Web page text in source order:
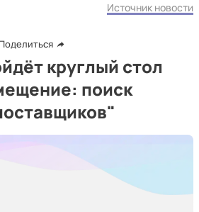
Источник новости
Поделиться
круглый стол
поиск